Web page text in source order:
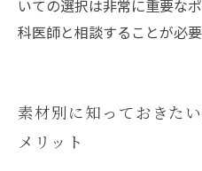
いての選択は非常に重要な
科医師と相談することが必要
素材別に知っておきた
メリット